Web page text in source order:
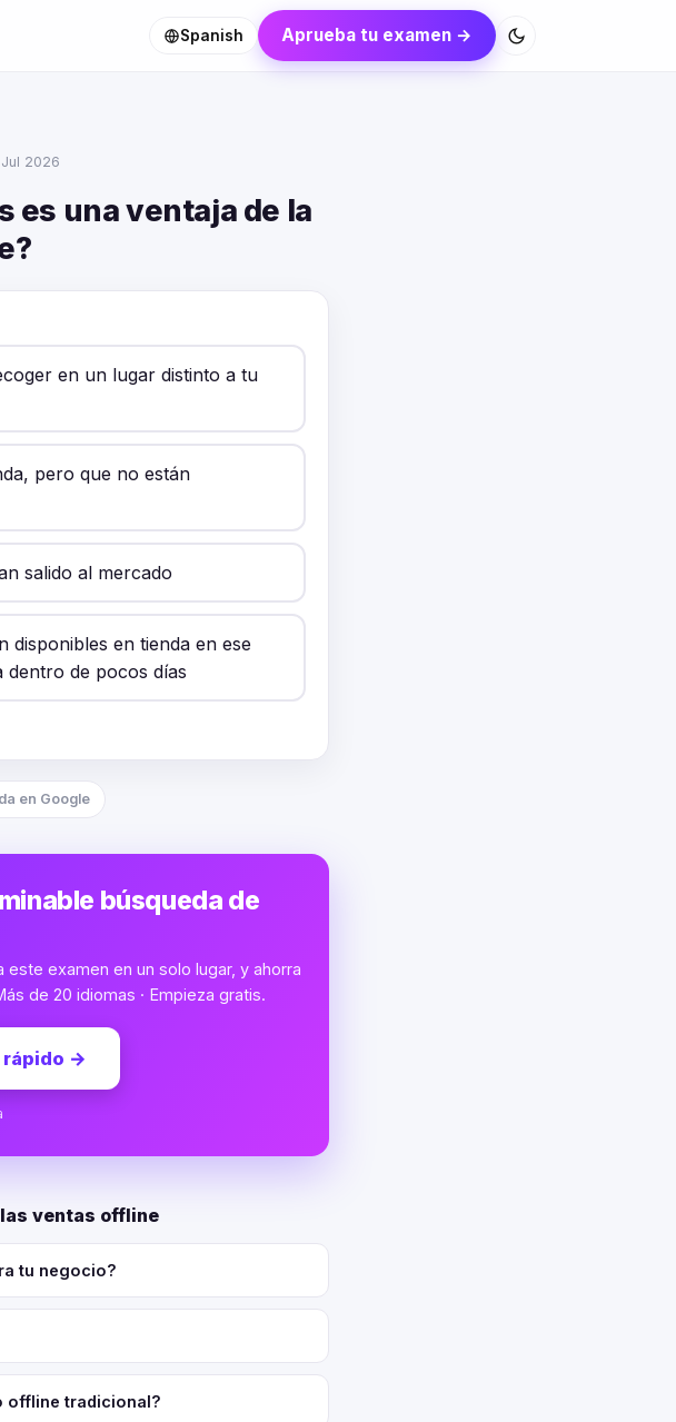
Spanish Aprueba tu examen →
2026
es una ventaja de la
en un lugar distinto a tu
pero que no están
salido al mercado
en tienda en ese
de pocos días
en Google
búsqueda de
examen en un solo lugar, y ahorra
de 20 idiomas · Empieza gratis.
rápido →
ventas offline
tu negocio?
offline tradicional?